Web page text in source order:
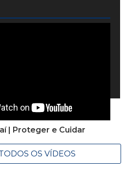
| Proteger e Cuidar
OS VÍDEOS